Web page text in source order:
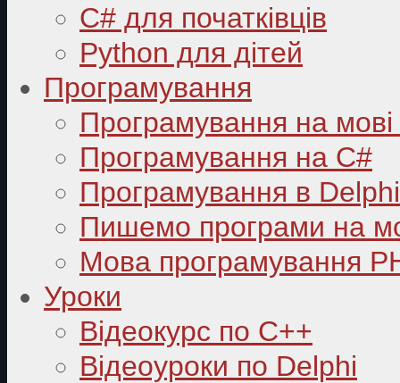
C# для початківців
Python для дітей
Програмування
Програмування на
Програмування на C#
Програмування в Delphi
Пишемо програми на
Мова програмування
Уроки
Відеокурс по С++
Відеоуроки по Delphi